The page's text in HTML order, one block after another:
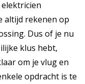
altijd rekenen op
Dus of je nu
klus hebt,
om je vlug en
opdracht is te